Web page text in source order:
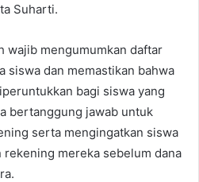
Suharti.
wajib mengumumkan daftar
siswa dan memastikan bahwa
bagi siswa yang
bertanggung jawab untuk
serta mengingatkan siswa
mereka sebelum dana